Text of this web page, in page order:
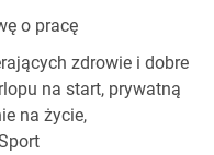
o pracę
zdrowie i dobre
na start, prywatną
na życie,